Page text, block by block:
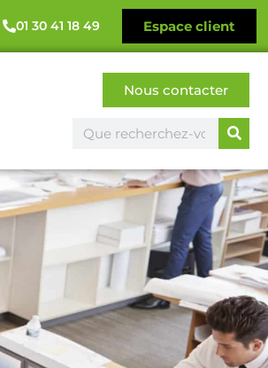
01 30 41 18 49 Espace client
Nous contacter